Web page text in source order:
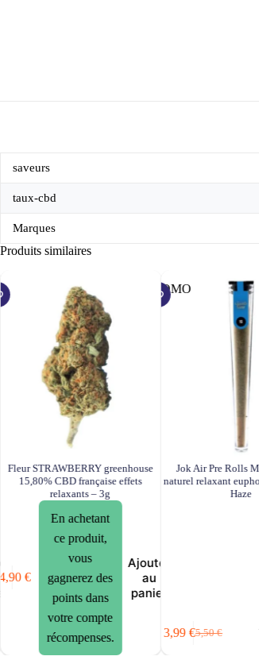
saveurs
taux-cbd
Marques
Produits similaires
Fleur STRAWBERRY greenhouse
15,80% CBD française effets
relaxants – 3g
€
En achetant
ce produit,
vous
gagnerez des
points dans
votre compte
récompenses.
Ajouter
au
panier
PROMO
Jok Air Pre Rolls
naturel relaxant
Haze
5,50€
Le
3,99 €Le